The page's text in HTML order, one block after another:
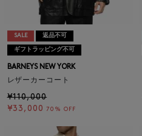
SALE 返品不可
ギフトラッピング不可
BARNEYS NEW YORK
レザーカーコート
¥110,000
¥33,000 70% OFF